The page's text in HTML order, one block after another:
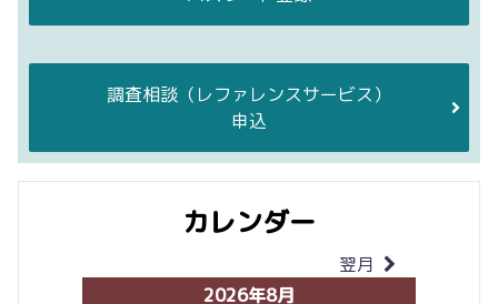
調査相談 （レファレンスサービス）
申込
カレンダー
翌月
2026年8月